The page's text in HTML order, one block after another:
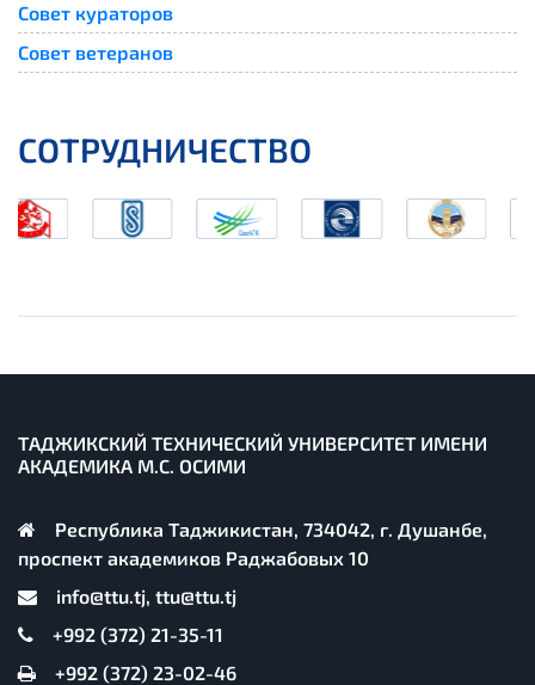
Совет кураторов
Совет ветеранов
СОТРУДНИЧЕСТВО
ТАДЖИКСКИЙ ТЕХНИЧЕСКИЙ УНИВЕРСИТЕТ ИМЕНИ
АКАДЕМИКА М.С. ОСИМИ
Республика Таджикистан, 734042, г. Душанбе,
проспект академиков Раджабовых 10
info@ttu.tj, ttu@ttu.tj
+992 (372) 21-35-11
+992 (372) 23-02-46